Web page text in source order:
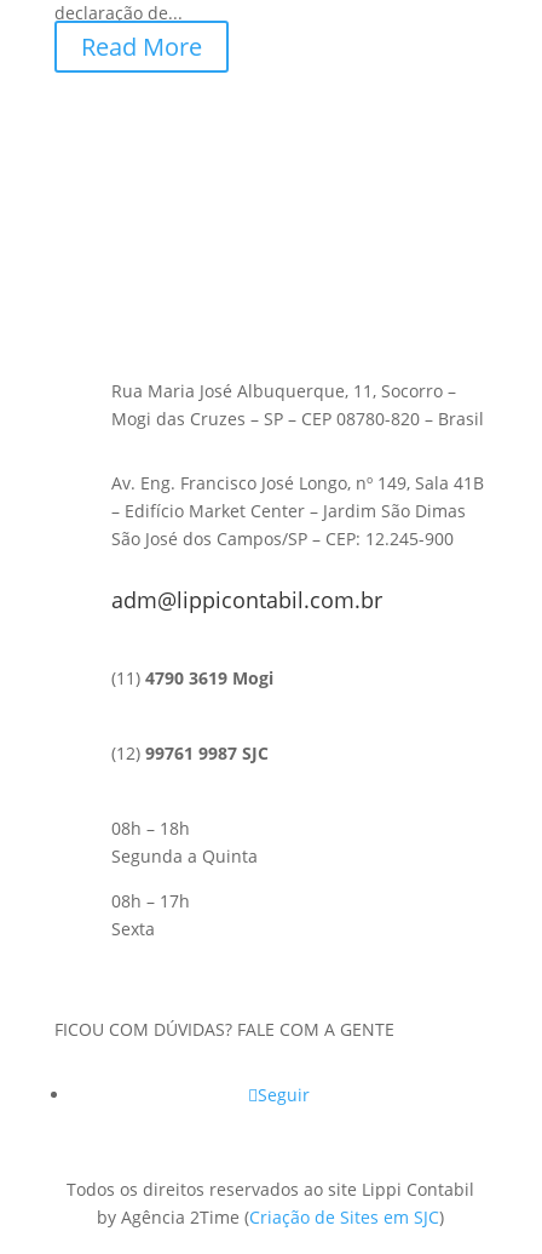
declaração de...
Read More
Rua Maria José Albuquerque, 11, Socorro –
Mogi das Cruzes – SP – CEP 08780-820 – Brasil
Av. Eng. Francisco José Longo, nº 149, Sala 41B
– Edifício Market Center – Jardim São Dimas
São José dos Campos/SP – CEP: 12.245-900
adm@lippicontabil.com.br
(11) 4790 3619 Mogi
(12) 99761 9987 SJC
08h – 18h
Segunda a Quinta
08h – 17h
Sexta
FICOU COM DÚVIDAS? FALE COM A GENTE
Seguir
Todos os direitos reservados ao site Lippi Contabil
by Agência 2Time(Criação de Sites em SJC)